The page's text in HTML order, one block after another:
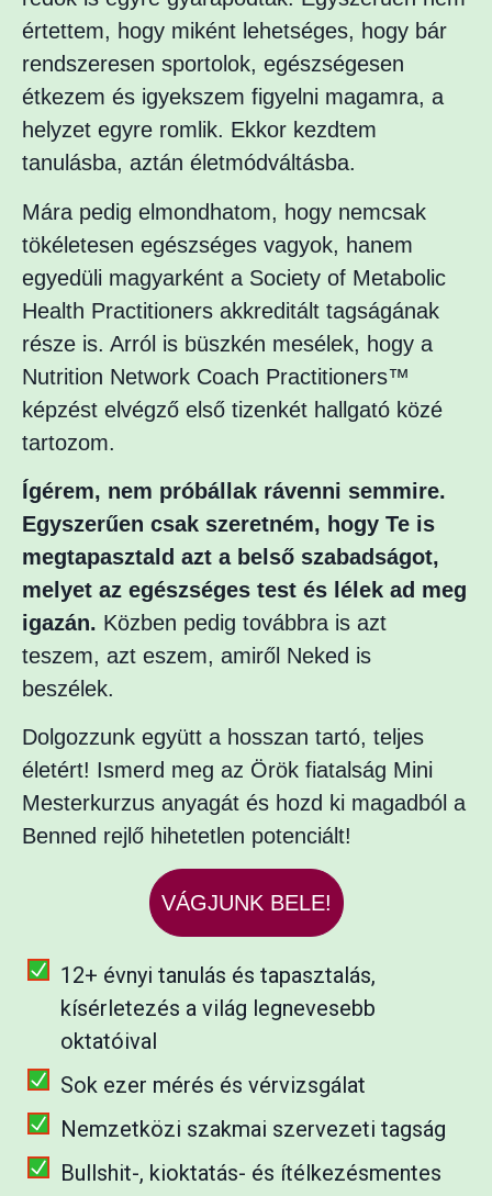
értettem, hogy miként lehetséges, hogy bár
rendszeresen sportolok, egészségesen
étkezem és igyekszem figyelni magamra, a
helyzet egyre romlik. Ekkor kezdtem
tanulásba, aztán életmódváltásba.
Mára pedig elmondhatom, hogy nemcsak
tökéletesen egészséges vagyok, hanem
egyedüli magyarként a Society of Metabolic
Health Practitioners akkreditált tagságának
része is. Arról is büszkén mesélek, hogy a
Nutrition Network Coach Practitioners™
képzést elvégző első tizenkét hallgató közé
tartozom.
Ígérem, nem próbállak rávenni semmire.
Egyszerűen csak szeretném, hogy Te is
megtapasztald azt a belső szabadságot,
melyet az egészséges test és lélek ad meg
igazán. Közben pedig továbbra is azt
teszem, azt eszem, amiről Neked is
beszélek.
Dolgozzunk együtt a hosszan tartó, teljes
életért! Ismerd meg az Örök fiatalság Mini
Mesterkurzus anyagát és hozd ki magadból a
Benned rejlő hihetetlen potenciált!
VÁGJUNK BELE!
12+ évnyi tanulás és tapasztalás,
kísérletezés a világ legnevesebb
oktatóival
Sok ezer mérés és vérvizsgálat
Nemzetközi szakmai szervezeti tagság
Bullshit-, kioktatás- és ítélkezésmentes